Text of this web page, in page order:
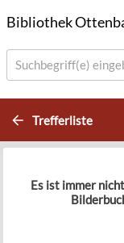
Bibliothek
Suchbegriff(e)
Trefferliste
Es ist immer